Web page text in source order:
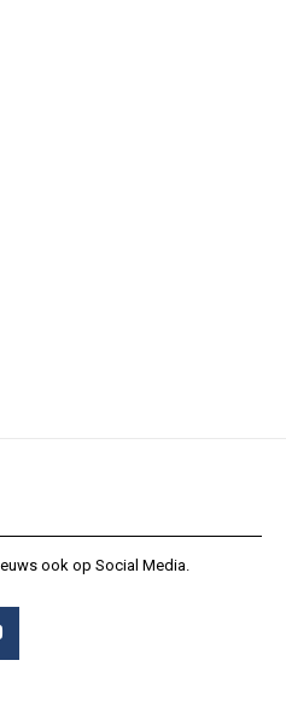
ook op Social Media.